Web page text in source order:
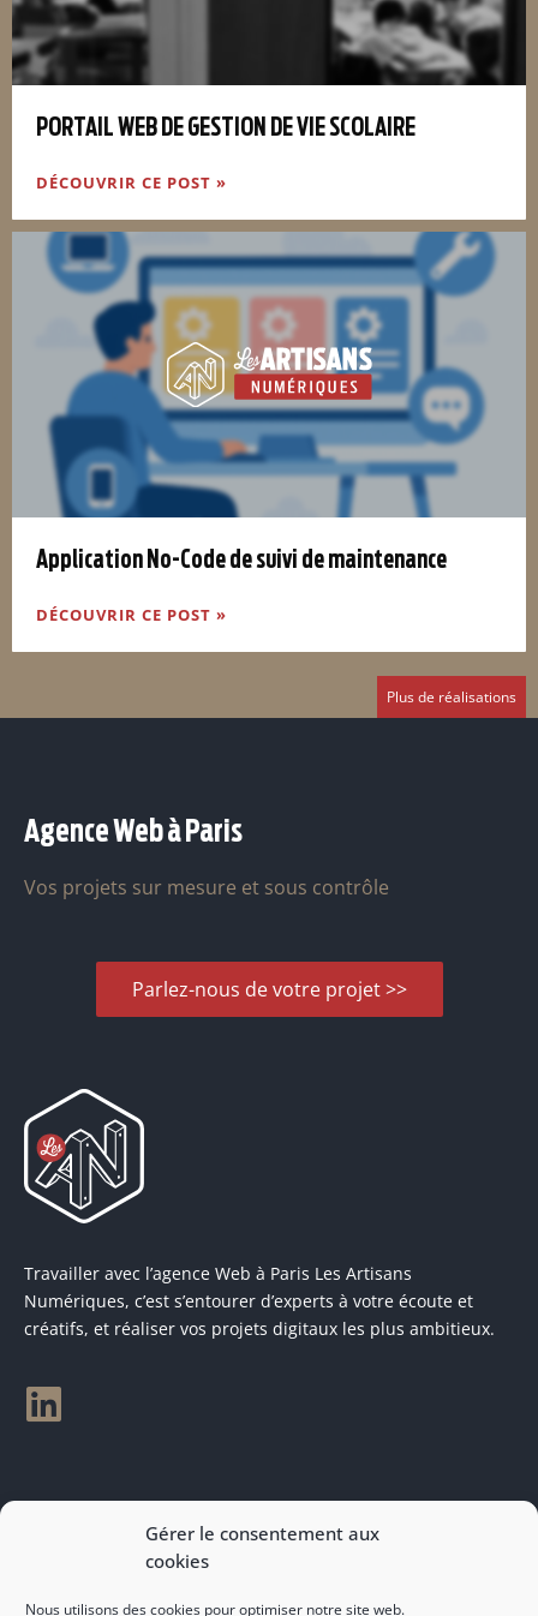
Gérer le consentement aux
cookies
Nous utilisons des cookies pour optimiser notre site web.
PORTAIL WEB DE GESTION DE VIE SCOLAIRE
DÉCOUVRIR CE POST »
Application No-Code de suivi de maintenance
DÉCOUVRIR CE POST »
Plus de réalisations
Agence Web à Paris
Vos projets sur mesure et sous contrôle
Parlez-nous de votre projet >>
Travailler avec l’agence Web à Paris Les Artisans
Numériques, c’est s’entourer d’experts à votre écoute et
créatifs, et réaliser vos projets digitaux les plus ambitieux.
contact@artnum.com